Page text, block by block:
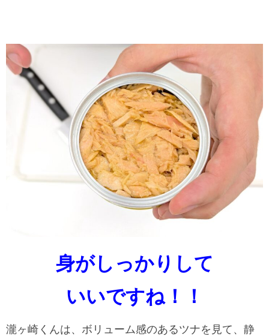
身がしっかりして
いいですね！！
瀧ヶ崎くんは、ボリューム感のあるツナを見て、静